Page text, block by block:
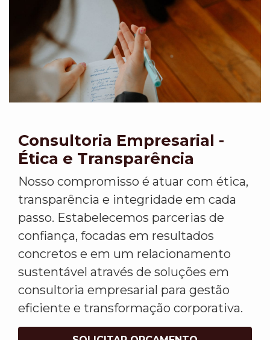
Consultoria Empresarial -
Ética e Transparência
Nosso compromisso é atuar com ética,
transparência e integridade em cada
passo. Estabelecemos parcerias de
confiança, focadas em resultados
concretos e em um relacionamento
sustentável através de soluções em
consultoria empresarial para gestão
eficiente e transformação corporativa.